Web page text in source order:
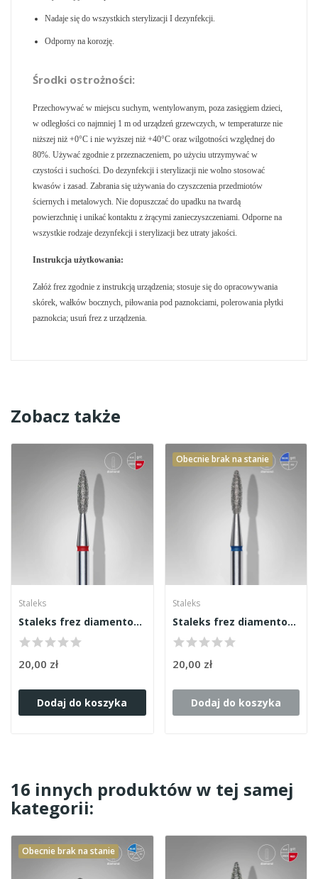
Nadaje się do wszystkich sterylizacji I dezynfekcji.
Odporny na korozję.
Środki ostrożności:
Przechowywać w miejscu suchym, wentylowanym, poza zasięgiem dzieci,
w odległości co najmniej 1 m od urządzeń grzewczych, w temperaturze nie
niższej niż +0°C i nie wyższej niż +40°C oraz wilgotności względnej do
80%. Używać zgodnie z przeznaczeniem, po użyciu utrzymywać w
czystości i suchości. Do dezynfekcji i sterylizacji nie wolno stosować
kwasów i zasad. Zabrania się używania do czyszczenia przedmiotów
ściernych i metalowych. Nie dopuszczać do upadku na twardą
powierzchnię i unikać kontaktu z żrącymi zanieczyszczeniami. Odporne na
wszystkie rodzaje dezynfekcji i sterylizacji bez utraty jakości.
Instrukcja użytkowania:
Załóż frez zgodnie z instrukcją urządzenia; stosuje się do opracowywania
skórek, wałków bocznych, piłowania pod paznokciami, polerowania płytki
paznokcia; usuń frez z urządzenia.
Zobacz także
Staleks
Staleks frez diamentowy płomyk czerwony...
20,00 zł
Dodaj do koszyka
Obecnie brak na stanie
Staleks
Staleks frez diamentowy płomyk niebieski...
20,00 zł
Dodaj do koszyka
16 innych produktów w tej samej
kategorii:
Obecnie brak na stanie